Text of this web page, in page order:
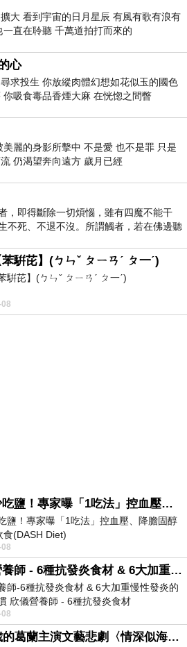
大 看到宇宙的日月星辰 有風有歌有浪有
直在聆聽 千萬道拍打而來的
心
求投生 你放縱肉體幻想如花似玉的國色
吸食毒品香煙大麻 在恍惚之間瞥
麗的身影所擊中 不是愛 也不是罪 只是
仍渴望奔向遠方 歲月已經
，即得斷除一切煩惱，雖有四魔不能干
不死、不退不沒。所謂觸者，若在佛邊聽
騈芘】(ㄅㄣˇ ㄆㄧㄢˊ ㄆ一ˊ)
騈芘】(ㄅㄣˇ ㄆㄧㄢˊ ㄆ一ˊ)
不只少吃鹽！專家曝「1吃法」控血壓、降膽固醇 - 得舒飲食(DASH Diet)
鹽！專家曝「1吃法」控血壓、降膽固醇
食(DASH Diet)
dietitiansophia/
欣儀營養師 - 6種抗發炎食材 & 6大加重慢性發炎的飲食習慣
師-6種抗發炎食材 & 6大加重慢性發炎的
欣儀營養師 - 6種抗發炎食材
photo/?fbid=147
AI27歲的葛蘭主演文藝悲劇〈情深似海〉 #戀上老電影 #葛蘭 #粟子